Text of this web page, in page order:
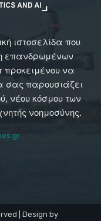
ιστοσελίδα που
επανδρωμένων
προκειμένου να
σας παρουσιάζει
νέου κόσμου των
νοημοσύνης.
| Design by